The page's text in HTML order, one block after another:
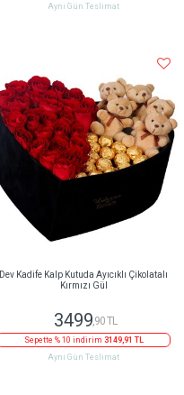
Aynı Gün Teslimat
Dev Kadife Kalp Kutuda Ayıcıklı Çikolatalı
Kırmızı Gül
3499 ,90 TL
Sepette % 10 indirim 3149,91 TL
Aynı Gün Teslimat